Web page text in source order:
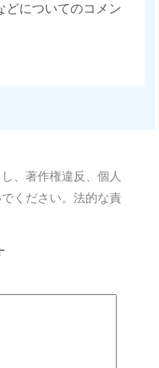
どについてのコメン
、著作権違反、個人
ください。法的な責